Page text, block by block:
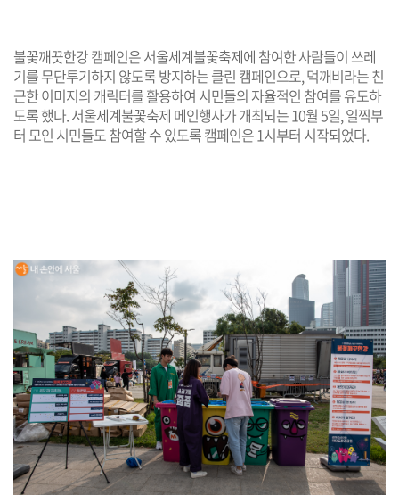
불꽃깨끗한강 캠페인은 서울세계불꽃축제에 참여한 사람들이 쓰레
기를 무단투기하지 않도록 방지하는 클린 캠페인으로, 먹깨비라는 친
근한 이미지의 캐릭터를 활용하여 시민들의 자율적인 참여를 유도하
도록 했다. 서울세계불꽃축제 메인행사가 개최되는 10월 5일, 일찍부
터 모인 시민들도 참여할 수 있도록 캠페인은 1시부터 시작되었다.